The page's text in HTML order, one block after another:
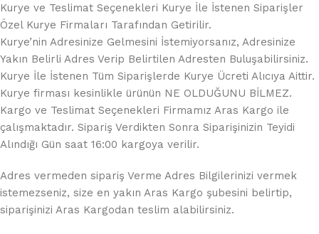
Kurye ve Teslimat Seçenekleri Kurye İle İstenen Siparişler
Özel Kurye Firmaları Tarafından Getirilir.
Kurye’nin Adresinize Gelmesini İstemiyorsanız, Adresinize
Yakın Belirli Adres Verip Belirtilen Adresten Buluşabilirsiniz.
Kurye İle İstenen Tüm Siparişlerde Kurye Ücreti Alıcıya Aittir.
Kurye firması kesinlikle ürünün NE OLDUĞUNU BİLMEZ.
Kargo ve Teslimat Seçenekleri Firmamız Aras Kargo ile
çalışmaktadır. Sipariş Verdikten Sonra Siparişinizin Teyidi
Alındığı Gün saat 16:00 kargoya verilir.
Adres vermeden sipariş Verme Adres Bilgilerinizi vermek
istemezseniz, size en yakın Aras Kargo şubesini belirtip,
siparişinizi Aras Kargodan teslim alabilirsiniz.